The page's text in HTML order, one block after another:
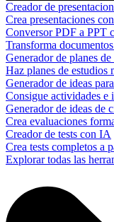
Creador de
Crea presentaciones
Conversor PDF a PPT
Transforma
Generador de planes
Haz planes de estudios
Generador de ideas
Consigue actividades e
Generador de ideas de
Crea evaluaciones
Creador de tests con IA
Crea tests completos a
Explorar todas las